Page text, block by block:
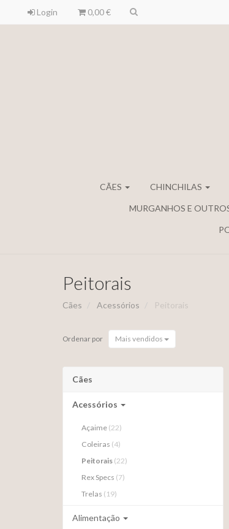
Login 0,00 €
CÃES CHINCHILAS
MURGANHOS E
Peitorais
Cães Acessórios Peitorais
Ordenar por Mais vendidos
Cães
Acessórios
Açaime (22)
Coleiras (4)
Peitorais (22)
Rex Specs (7)
Trelas (19)
Alimentação